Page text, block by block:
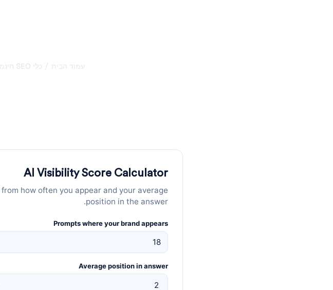
עמוד הבית / כלי SEO חינמי
AI Visibility Score Calculator
how often you appear and your average
position in the answer.
Prompts where your brand appears
Average position in answer